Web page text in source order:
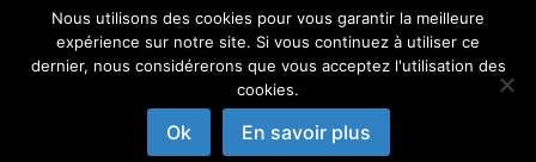
hauteur de 800.000 € par période d'assurance.
Moderatio est membre du réseau By Soluce
Nous utilisons des cookies pour vous garantir la meilleure
expérience sur notre site. Si vous continuez à utiliser ce
dernier, nous considérerons que vous acceptez l'utilisation des
cookies.
Ok En savoir plus